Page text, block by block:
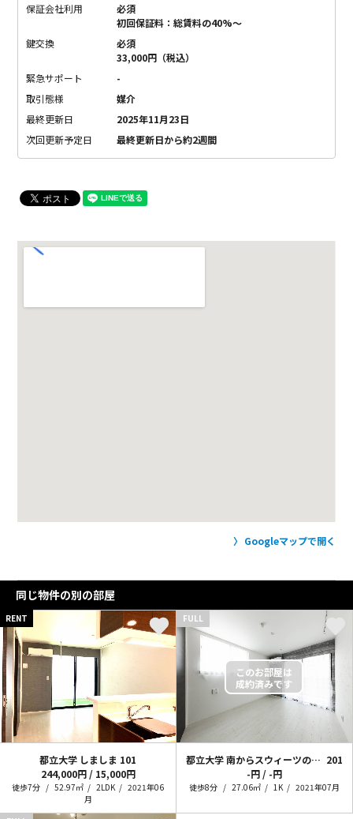
保証会社利用
必須
初回保証料：総賃料の40%〜
鍵交換
必須
33,000円（税込）
緊急サポート
-
取引態様
媒介
最終更新日
2025年11月23日
次回更新予定日
最終更新日から約2週間
Googleマップで開く
同じ物件の別の部屋
RENT
都立大学 しましま 101
244,000円 / 15,000円
徒歩7分 52.97㎡ 2LDK
2021年06
月
FULL
都立大学 南からスウィーツの香り 201
-円 / -円
徒歩8分 27.06㎡ 1K 2021年07月